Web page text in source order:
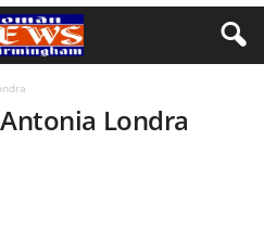
Londra